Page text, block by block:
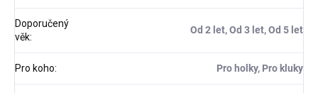
Doporučený
věk:
Od 2 let, Od 3 let, Od 5 let
Pro koho: Pro holky, Pro kluky